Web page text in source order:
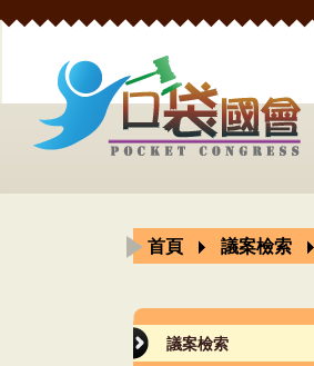
首頁 議案檢索
議案檢索